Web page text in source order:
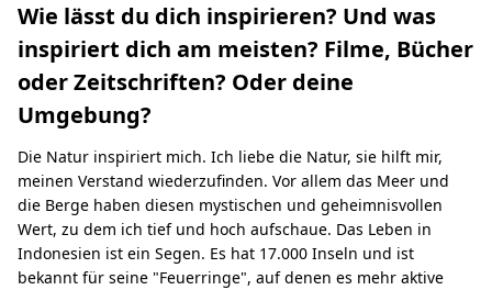
Wie lässt du dich inspirieren? Und was
inspiriert dich am meisten? Filme, Bücher
oder Zeitschriften? Oder deine
Umgebung?
Die Natur inspiriert mich. Ich liebe die Natur, sie hilft mir,
meinen Verstand wiederzufinden. Vor allem das Meer und
die Berge haben diesen mystischen und geheimnisvollen
Wert, zu dem ich tief und hoch aufschaue. Das Leben in
Indonesien ist ein Segen. Es hat 17.000 Inseln und ist
bekannt für seine "Feuerringe", auf denen es mehr aktive